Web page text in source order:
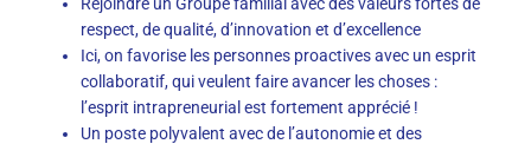
respect, de qualité, d’innovation et d’excellence
Ici, on favorise les personnes proactives avec un esprit
collaboratif, qui veulent faire avancer les choses :
l’esprit intrapreneurial est fortement apprécié !
Un poste polyvalent avec de l’autonomie et des